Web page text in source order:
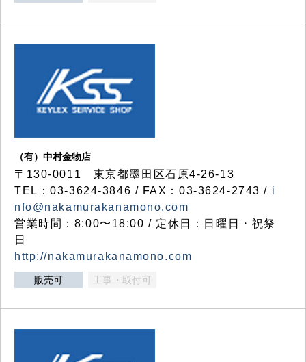
（有）中村金物店
〒130-0011 東京都墨田区石原4-26-13
TEL：03-3624-3846 / FAX：03-3624-2743 / i
nfo@nakamurakanamono.com
営業時間：8:00〜18:00 / 定休日：日曜日・祝祭
日
http://nakamurakanamono.com
販売可 工事・取付可